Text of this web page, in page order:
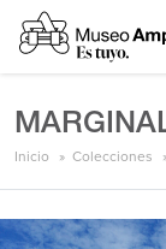
Inicio Colecciones